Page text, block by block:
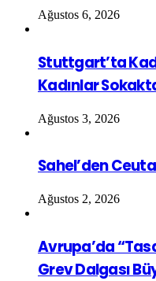
Ağustos 6, 2026
Stuttgart’ta
Kadınlar
Ağustos 3, 2026
Sahel’den
Ağustos 2, 2026
Avrupa’da
Grev Dalgası